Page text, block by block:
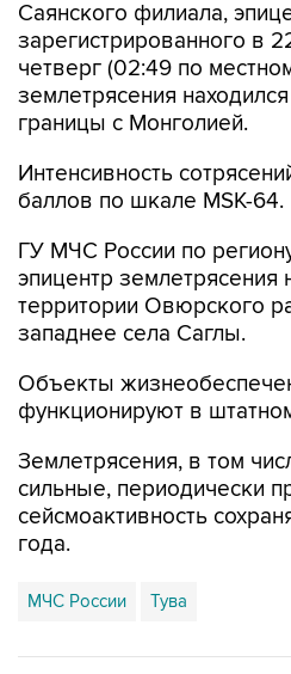
Саянского филиала,
зарегистрированного в
четверг (02:49 по
землетрясения
границы с Монголией.
Интенсивность
баллов по шкале MSK-64.
ГУ МЧС России по
эпицентр землетрясения
территории Овюрского
западнее села Саглы.
Объекты
функционируют в
Землетрясения, в том
сильные, периодически
сейсмоактивность
года.
МЧС России Тува